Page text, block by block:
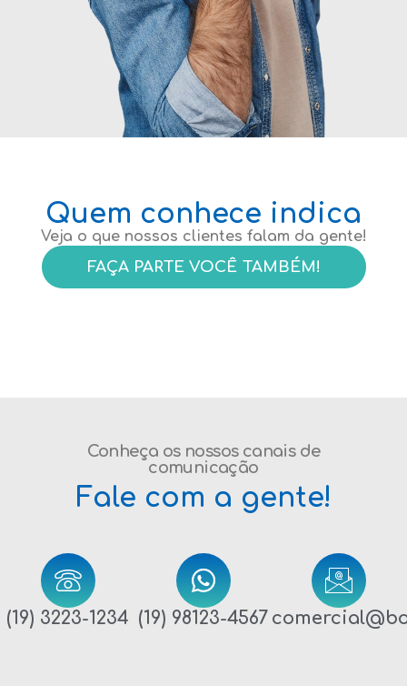
Quem conhece indica
Veja o que nossos clientes falam da gente!
FAÇA PARTE VOCÊ TAMBÉM!
Conheça os nossos canais de
comunicação
Fale com a gente!
(19) 3223-1234 (19) 98123-4567